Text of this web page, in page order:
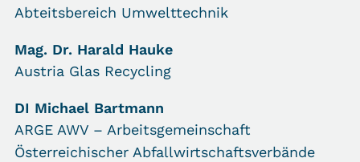
Abteitsbereich Umwelttechnik
Mag. Dr. Harald Hauke
Austria Glas Recycling
DI Michael Bartmann
ARGE AWV – Arbeitsgemeinschaft
Österreichischer Abfallwirtschaftsverbände